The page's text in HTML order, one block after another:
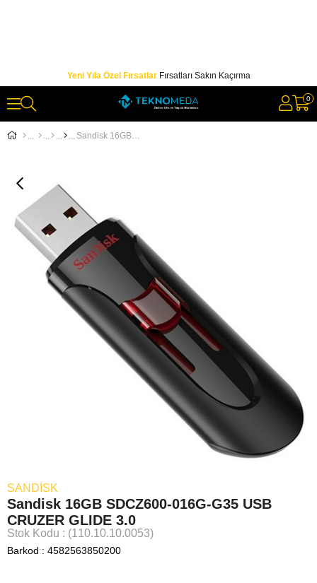
Yeni Yıla Özel FırsatlarFırsatları Sakın Kaçırma
0
Sandisk 16GB SDCZ600-016G-G35 USB CRUZER GLIDE 3.0
SANDISK
Sandisk 16GB SDCZ600-016G-G35 USB
CRUZER GLIDE 3.0
Stok Kodu (110.10.10.0053)
Barkod : 4582563850200